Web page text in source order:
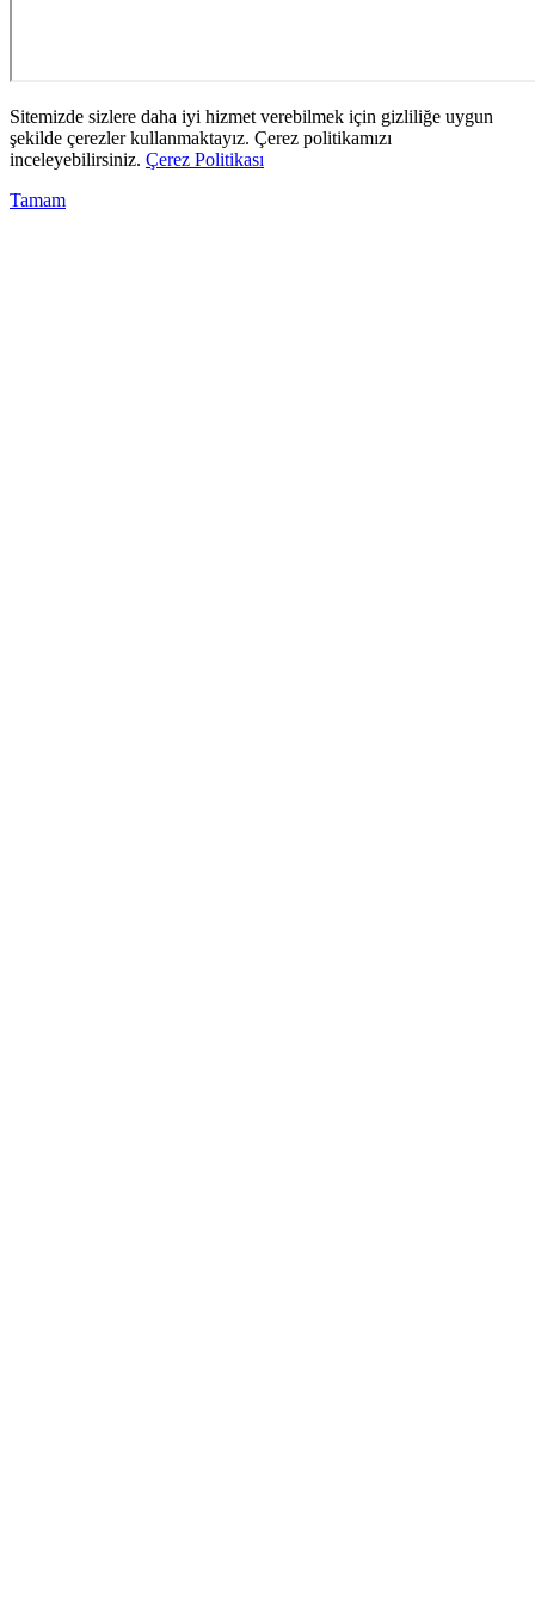
Sitemizde sizlere daha iyi hizmet verebilmek için gizliliğe uygun
şekilde çerezler kullanmaktayız. Çerez politikamızı
inceleyebilirsiniz. Çerez Politikası
Tamam